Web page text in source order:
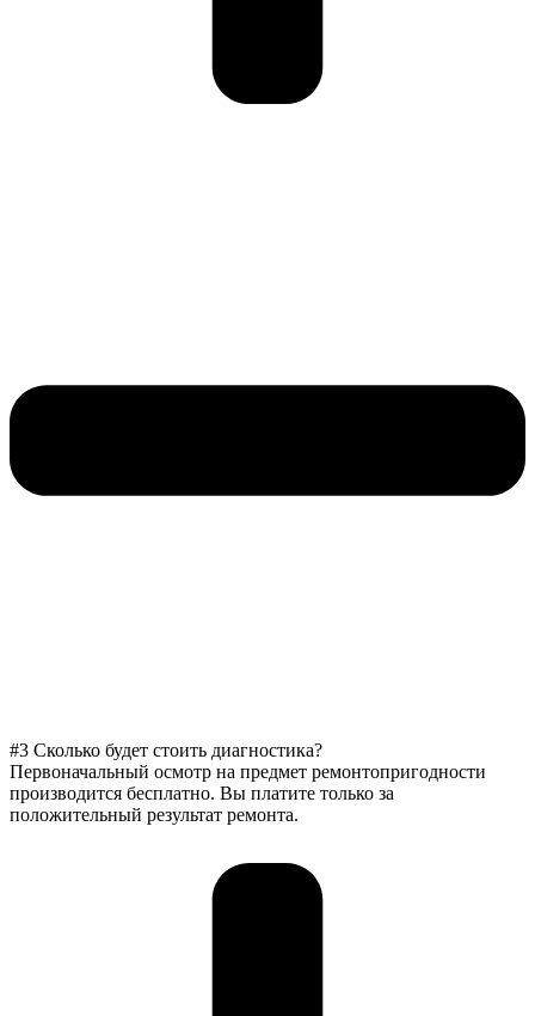
#3 Сколько будет стоить диагностика?
Первоначальный осмотр на предмет ремонтопригодности
производится бесплатно. Вы платите только за
положительный результат ремонта.